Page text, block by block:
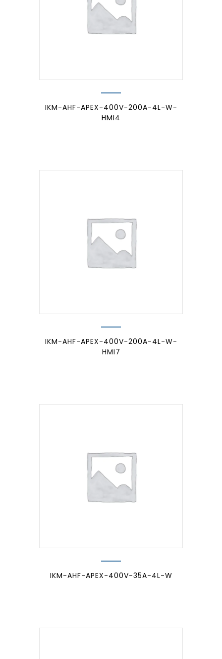
IKM-AHF-APEX-400V-200A-4L-W-
HMI4
IKM-AHF-APEX-400V-200A-4L-W-
HMI7
IKM-AHF-APEX-400V-35A-4L-W